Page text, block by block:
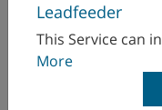
コンピュータ
Leadfeeder
This Service can
More